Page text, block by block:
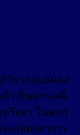
ริยาตอบสนอง
าเป็นสารเคมี
รือยา ในคนๆ
ะแสดงอาการ